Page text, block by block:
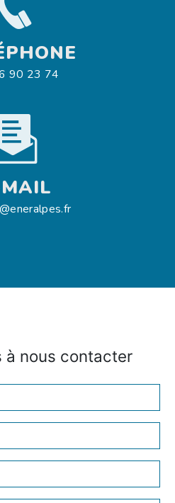
90 23 74
à nous contacter